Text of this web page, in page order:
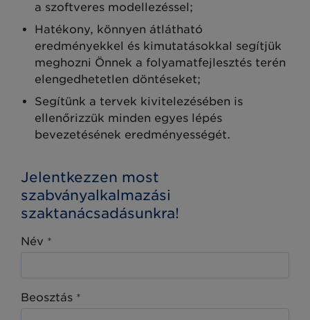
a szoftveres modellezéssel;
Hatékony, könnyen átlátható
eredményekkel és kimutatásokkal segítjük
meghozni Önnek a folyamatfejlesztés terén
elengedhetetlen döntéseket;
Segítünk a tervek kivitelezésében is
ellenőrizzük minden egyes lépés
bevezetésének eredményességét.
Jelentkezzen most
szabványalkalmazási
szaktanácsadásunkra!
Név *
Beosztás *